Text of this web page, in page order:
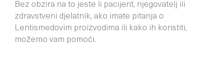
Bez obzira na to jeste li pacijent, njegovatelj ili
zdravstveni djelatnik, ako imate pitanja o
Lentismedovim proizvodima ili kako ih koristiti,
možemo vam pomoći.